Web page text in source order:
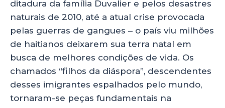
ditadura da família Duvalier e pelos desastres
naturais de 2010, até a atual crise provocada
pelas guerras de gangues – o país viu milhões
de haitianos deixarem sua terra natal em
busca de melhores condições de vida. Os
chamados “filhos da diáspora”, descendentes
desses imigrantes espalhados pelo mundo,
tornaram-se peças fundamentais na